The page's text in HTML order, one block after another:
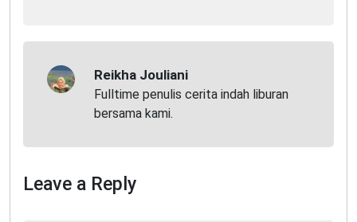
Reikha Jouliani
Fulltime penulis cerita indah liburan
bersama kami.
Leave a Reply